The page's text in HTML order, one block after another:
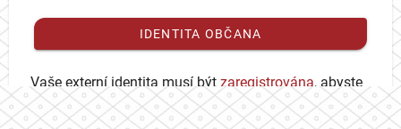
IDENTITA OBČANA
Vaše externí identita musí být zaregistrována, abyste
se mohli přihlásit ke svému CAS účtu.